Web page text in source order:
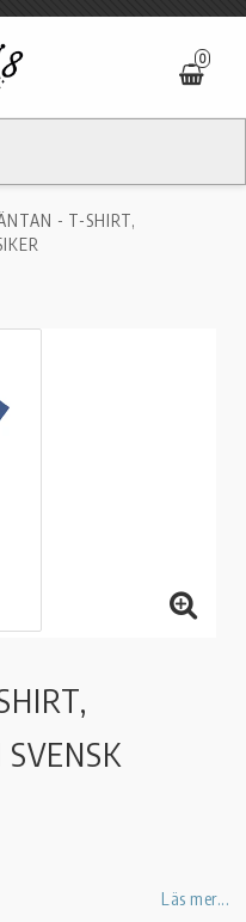
0
- T-SHIRT,
Läs mer...